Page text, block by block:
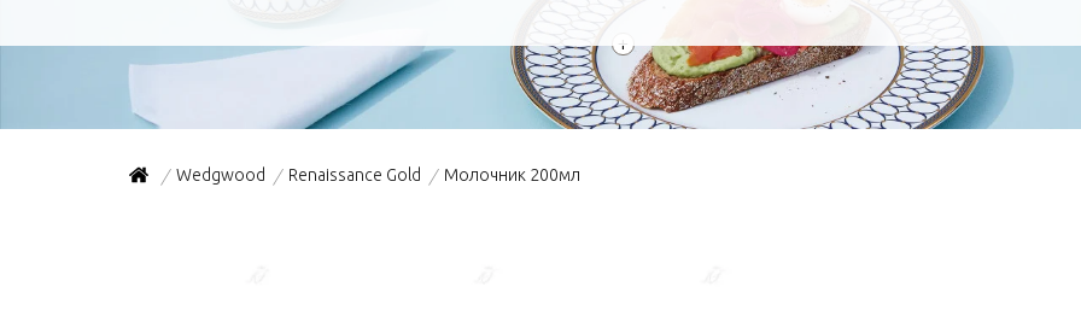
+
/ Wedgwood / Renaissance Gold / Молочник 200мл